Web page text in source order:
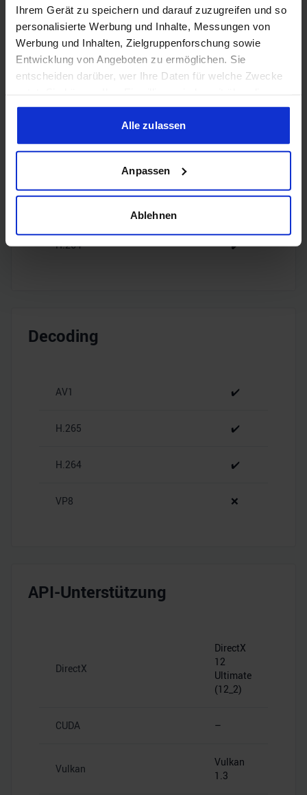
Ihrem Gerät zu speichern und darauf zuzugreifen und so
personalisierte Werbung und Inhalte, Messungen von
Werbung und Inhalten, Zielgruppenforschung sowie
Entwicklung von Angeboten zu ermöglichen. Sie
entscheiden darüber, wer Ihre Daten für welche Zwecke
Cookie-Erklärung oder durch Klicken auf das Privacy
Trigger Symbol ändern oder widerrufen
Informationen über Ihre geografische Lage erfassen,
welche bis auf einige Meter genau sein können
Ihr Gerät durch aktives Scannen nach bestimmten
Erfahren Sie mehr darüber, wie Ihre persönlichen Daten
personalisieren, Funktionen für soziale Medien anbieten
zu können und die Zugriffe auf unsere Website zu
soziale Medien, Werbung und Analysen weiter. Unsere
weiteren Daten zusammen, die Sie ihnen bereitgestellt
gesammelt haben.
Alle zulassen
Anpassen
Ablehnen
DisplayPort
3x
DisplayPort
2.1a
Encoding
H.264 ✔️
Decoding
AV1 ✔️
H.265 ✔️
H.264 ✔️
VP8 ❌
API-Unterstützung
DirectX
DirectX
12
Ultimate
(12_2)
CUDA –
Vulkan
Vulkan
1.3